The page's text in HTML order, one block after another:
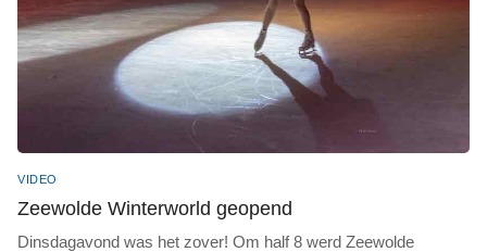
VIDEO
Zeewolde Winterworld geopend
Dinsdagavond was het zover! Om half 8 werd Zeewolde